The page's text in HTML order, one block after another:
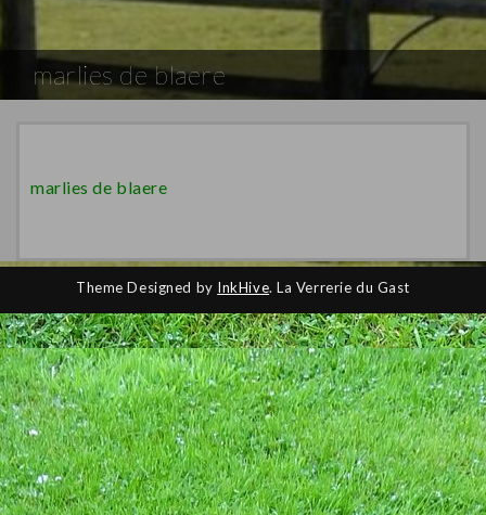
marlies de blaere
marlies de blaere
Theme Designed by InkHive.La Verrerie du Gast